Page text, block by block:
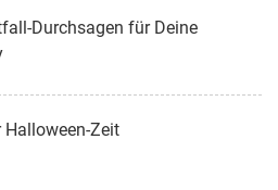
Durchsagen für Deine
Halloween-Zeit